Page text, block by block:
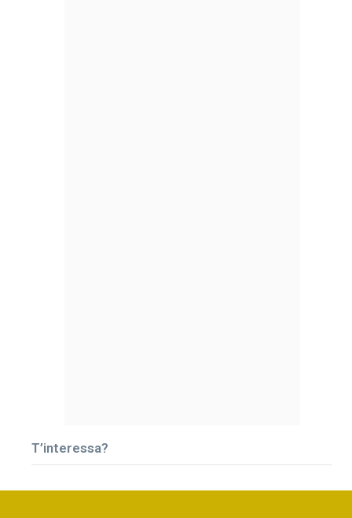
T’interessa?